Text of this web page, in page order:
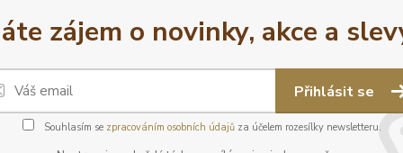
zájem o novinky, akce a
Přihlásit se
Souhlasím se zpracováním osobních údajůza účelem rozesílky newsletteru.